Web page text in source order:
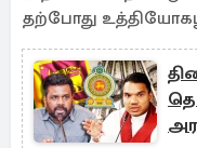
தற்போது